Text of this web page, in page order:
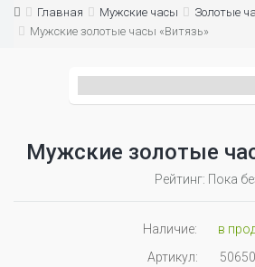
Главная Мужские часы Золотые
Мужские золотые часы «Витязь»
Мужские золотые
Рейтинг: Пока
Наличие:
в
Артикул: